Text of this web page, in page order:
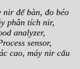
để bàn, đo béo
phân tích nir,
analyzer,
sensor,
cao, máy nir cấu